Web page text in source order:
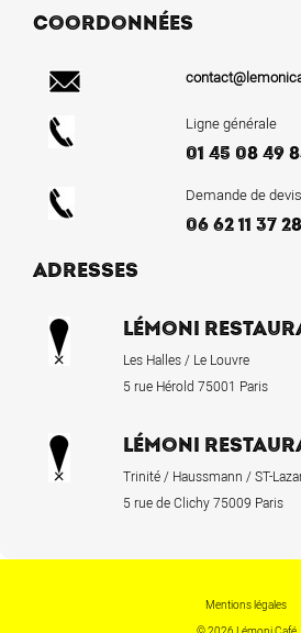
COORDONNÉES
Ligne générale
01 45 08 49
Demande de devis
06 62 11 37 28
ADRESSES
LÉMONI
Les Halles / Le Louvre
5 rue Hérold 75001 Paris
LÉMONI
Trinité / Haussmann / ST-
5 rue de Clichy 75009 Paris
Mentions légales